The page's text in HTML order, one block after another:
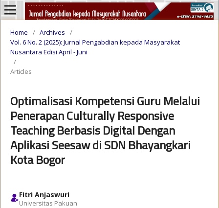
Home / Archives
/
Vol. 6 No. 2 (2025): Jurnal Pengabdian kepada Masyarakat
Nusantara Edisi April - Juni
/
Articles
Optimalisasi Kompetensi Guru Melalui
Penerapan Culturally Responsive
Teaching Berbasis Digital Dengan
Aplikasi Seesaw di SDN Bhayangkari
Kota Bogor
Fitri Anjaswuri
Universitas Pakuan